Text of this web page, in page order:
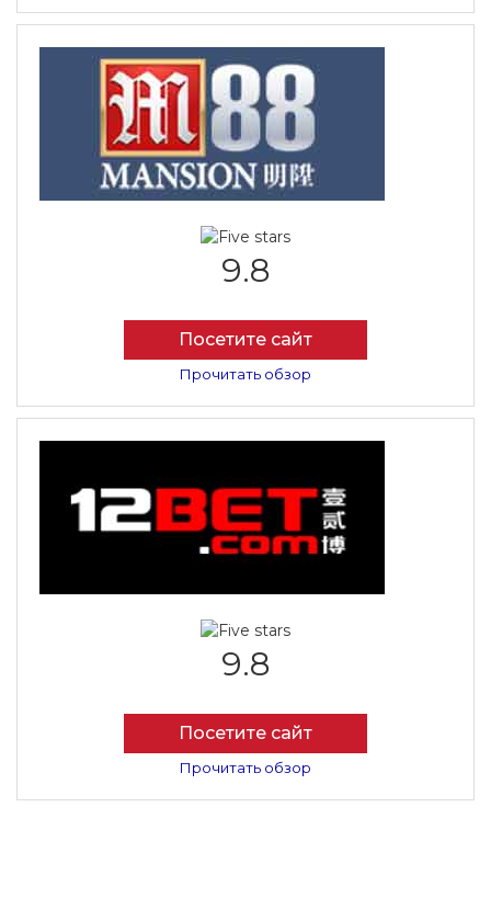
9.8
Посетите сайт
Прочитать обзор
9.8
Посетите сайт
Прочитать обзор